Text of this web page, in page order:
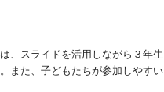
、スライドを活用しながら３年
また、子どもたちが参加しやす